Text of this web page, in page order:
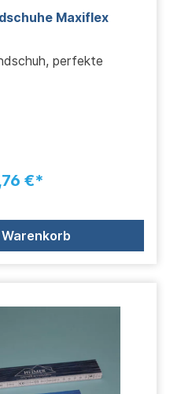
Maxiflex
perfekte
€*